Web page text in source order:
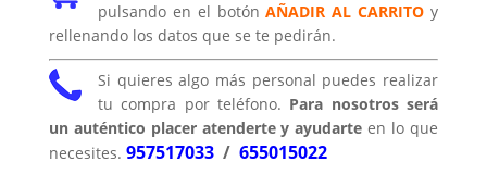
pulsando en el botónAÑADIR AL CARRITO y
rellenando los datos que se te pedirán.
Si quieres algo más personal puedes realizar
tu compra por teléfono. Para nosotros será
un auténtico placer atenderte y ayudarte en lo que
necesites. 957517033/ 655015022